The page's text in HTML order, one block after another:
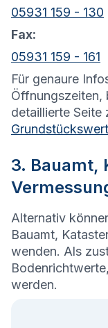
05931 159 - 130
Fax:
05931 159 - 161
Für genaure
Öffnungszeiten,
detaillierte Seite
3. Bauamt,
Alternativ
Bauamt,
wenden. Als
werden.